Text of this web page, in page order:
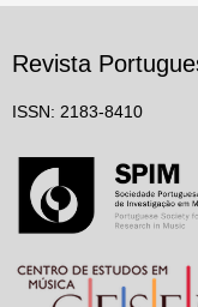
Revista
ISSN: 2183-8410